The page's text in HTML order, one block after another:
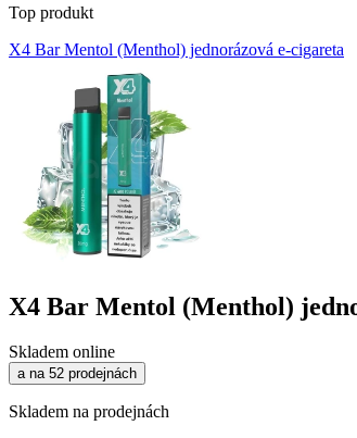
Top produkt
X4 Bar Mentol (Menthol) jednorázová e-cigareta
X4 Bar Mentol (Menthol)
Skladem online
a na 52 prodejnách
Skladem na prodejnách